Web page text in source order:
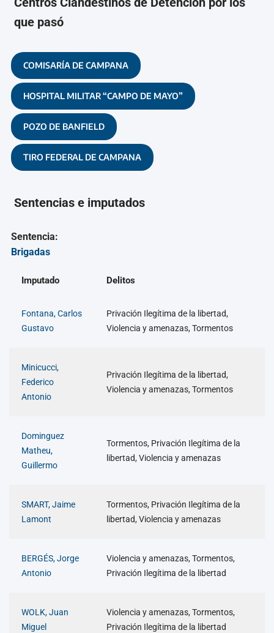
que pasó
COMISARÍA DE CAMPANA
HOSPITAL MILITAR “CAMPO DE MAYO”
POZO DE BANFIELD
TIRO FEDERAL DE CAMPANA
Sentencias e imputados
Sentencia:
Brigadas
Imputado Delitos
Fontana, Carlos
Gustavo
Privación Ilegítima de la libertad,
Violencia y amenazas, Tormentos
Minicucci,
Federico
Antonio
Privación Ilegítima de la libertad,
Violencia y amenazas, Tormentos
Dominguez
Matheu,
Guillermo
Tormentos, Privación Ilegítima de la
libertad, Violencia y amenazas
SMART, Jaime
Lamont
Tormentos, Privación Ilegítima de la
libertad, Violencia y amenazas
BERGÉS, Jorge
Antonio
Violencia y amenazas, Tormentos,
Privación Ilegítima de la libertad
WOLK, Juan
Miguel
Violencia y amenazas, Tormentos,
Privación Ilegítima de la libertad